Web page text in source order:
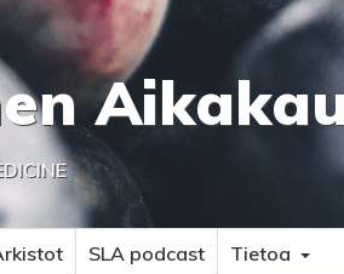
SLA podcast Tietoa